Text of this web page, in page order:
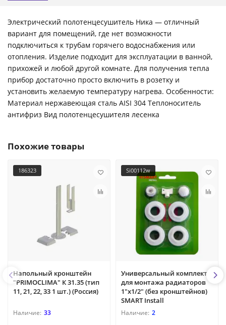
Электрический полотенцесушитель Ника — отличный
вариант для помещений, где нет возможности
подключиться к трубам горячего водоснабжения или
отопления. Изделие подходит для эксплуатации в ванной,
прихожей и любой другой комнате. Для получения тепла
прибор достаточно просто включить в розетку и
установить желаемую температуру нагрева. Особенности:
Материал нержавеющая сталь AISI 304 Теплоноситель
антифриз Вид полотенцесушителя лесенка
Похожие товары
186323
Напольный кронштейн
"PRIMOCLIMA" К 31.35 (тип
11, 21, 22, 33 1 шт.) (Россия)
33
Si00112w
Универсальный комплект
для монтажа радиаторов
1"х1/2" (без кронштейнов)
SMART Install
2